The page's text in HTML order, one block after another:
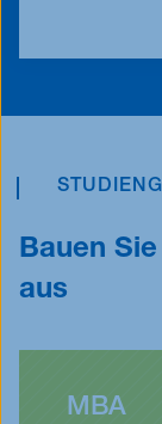
Bauen
aus
MBA